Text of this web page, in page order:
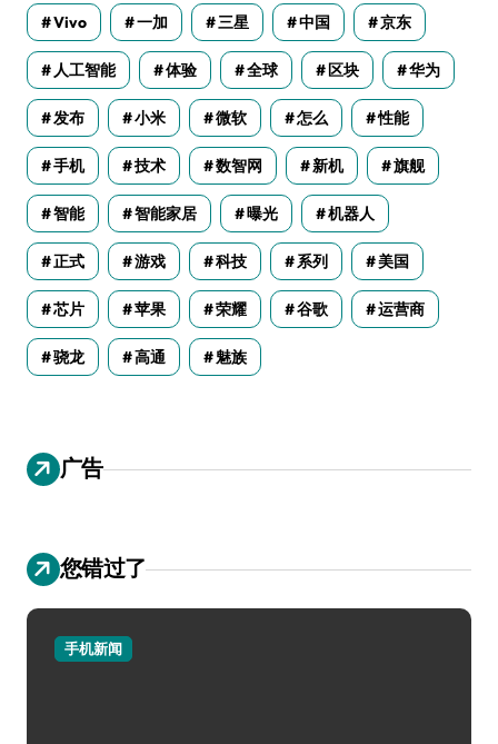
Vivo 一加 三星 中国 京东
人工智能 体验 全球 区块 华为
发布 小米 微软 怎么 性能
手机 技术 数智网 新机 旗舰
智能 智能家居 曝光 机器人
正式 游戏 科技 系列 美国
芯片 苹果 荣耀 谷歌 运营商
骁龙 高通 魅族
广告
您错过了
手机新闻